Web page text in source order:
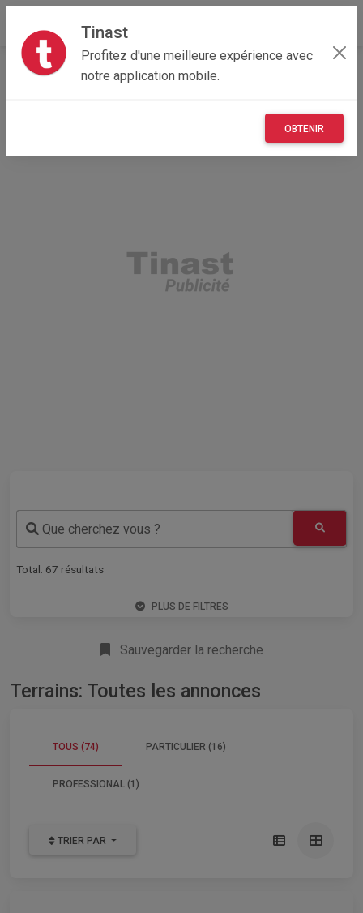
Tinast
Profitez d'une meilleure expérience avec
notre application mobile.
OBTENIR
Accueil Recherche Immobilier
Que cherchez vous ?
Total: 67 résultats
PLUS DE FILTRES
Sauvegarder la recherche
Terrains: Toutes les annonces
TOUS (74) PARTICULIER (16)
PROFESSIONAL (1)
TRIER PAR